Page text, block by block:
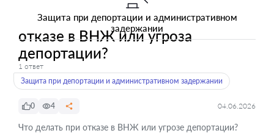
Защита при депортации и административном
задержании
отказе в ВНЖ или угроза
депортации?
1 ответ
Защита при депортации и административном задержании
0 4 04.06.2026
Что делать при отказе в ВНЖ или угрозе депортации?